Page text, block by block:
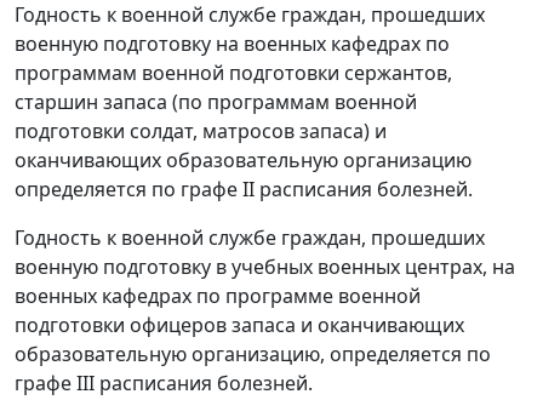
Годность к военной службе граждан, прошедших
военную подготовку на военных кафедрах по
программам военной подготовки сержантов,
старшин запаса (по программам военной
подготовки солдат, матросов запаса) и
оканчивающих образовательную организацию
определяется по графе II расписания болезней.
Годность к военной службе граждан, прошедших
военную подготовку в учебных военных центрах, на
военных кафедрах по программе военной
подготовки офицеров запаса и оканчивающих
образовательную организацию, определяется по
графе III расписания болезней.